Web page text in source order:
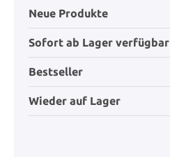
Neue Produkte
Sofort ab Lager verfügbar
Bestseller
Wieder auf Lager